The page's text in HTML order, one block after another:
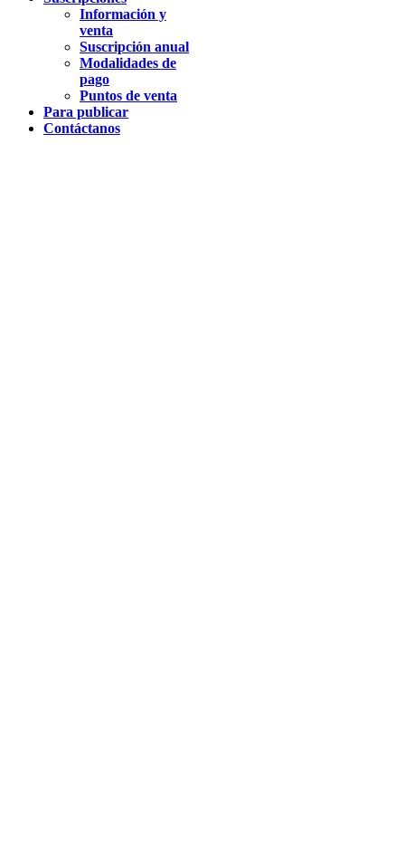
Información y
venta
Suscripción anual
Modalidades de
pago
Puntos de venta
Para publicar
Contáctanos